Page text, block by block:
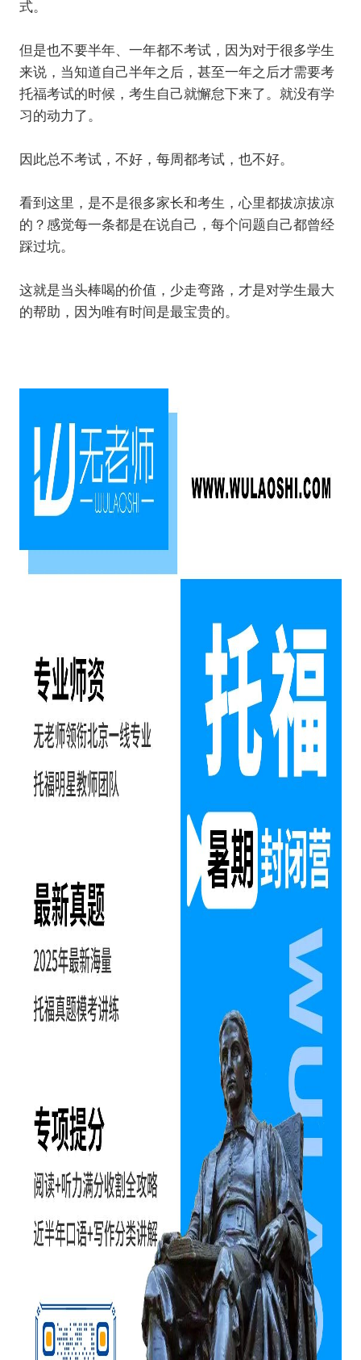
式。
但是也不要半年、一年都不考试，因为对于很多学生
来说，当知道自己半年之后，甚至一年之后才需要考
托福考试的时候，考生自己就懈怠下来了。就没有学
习的动力了。
因此总不考试，不好，每周都考试，也不好。
看到这里，是不是很多家长和考生，心里都拔凉拔凉
的？感觉每一条都是在说自己，每个问题自己都曾经
踩过坑。
这就是当头棒喝的价值，少走弯路，才是对学生最大
的帮助，因为唯有时间是最宝贵的。